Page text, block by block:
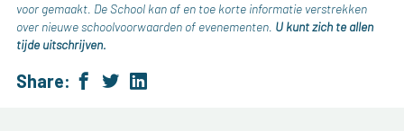
voor gemaakt. De School kan af en toe korte informatie verstrekken
over nieuwe schoolvoorwaarden of evenementen. U kunt zich te allen
tijde uitschrijven.
Share: